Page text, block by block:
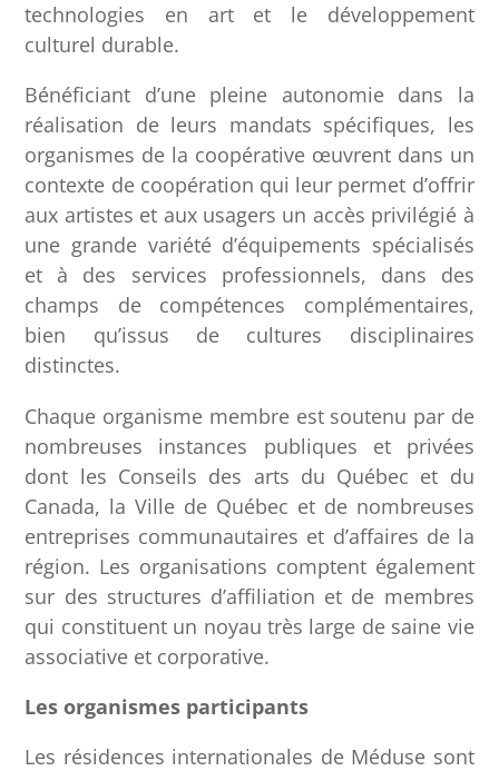
technologies en art et le développement
culturel durable.
Bénéficiant d’une pleine autonomie dans la
réalisation de leurs mandats spécifiques, les
organismes de la coopérative œuvrent dans un
contexte de coopération qui leur permet d’offrir
aux artistes et aux usagers un accès privilégié à
une grande variété d’équipements spécialisés
et à des services professionnels, dans des
champs de compétences complémentaires,
bien qu’issus de cultures disciplinaires
distinctes.
Chaque organisme membre est soutenu par de
nombreuses instances publiques et privées
dont les Conseils des arts du Québec et du
Canada, la Ville de Québec et de nombreuses
entreprises communautaires et d’affaires de la
région. Les organisations comptent également
sur des structures d’affiliation et de membres
qui constituent un noyau très large de saine vie
associative et corporative.
Les organismes participants
Les résidences internationales de Méduse sont